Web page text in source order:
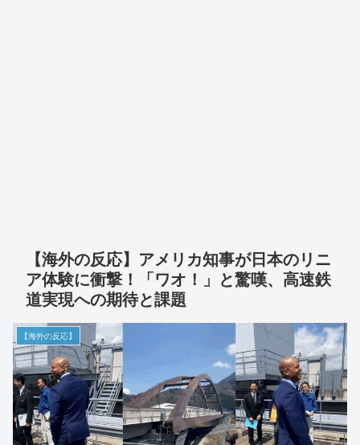
【海外の反応】アメリカ知事が日本のリニ
ア体験に衝撃！「ワオ！」と驚嘆、高速鉄
道実現への期待と課題
【海外の反応】